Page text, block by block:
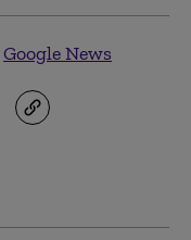
Google News